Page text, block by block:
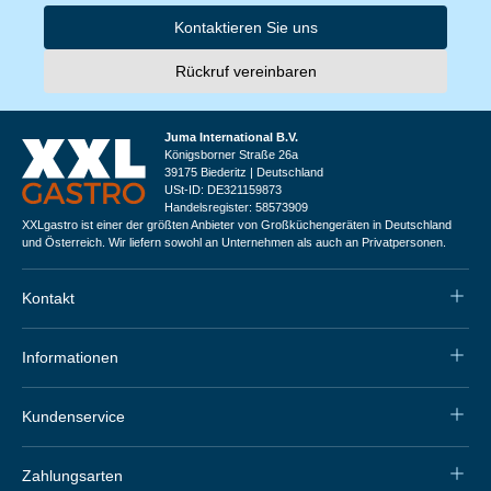
Kontaktieren Sie uns
Rückruf vereinbaren
Juma International B.V.
Königsborner Straße 26a
39175 Biederitz | Deutschland
USt-ID: DE321159873
Handelsregister: 58573909
XXLgastro ist einer der größten Anbieter von Großküchengeräten in Deutschland
und Österreich. Wir liefern sowohl an Unternehmen als auch an Privatpersonen.
Kontakt
Informationen
Kundenservice
Zahlungsarten